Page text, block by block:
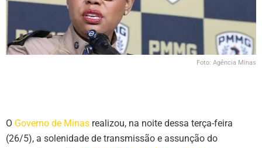
Foto: Agência Minas
O Governo de Minas realizou, na noite dessa terça-feira
(26/5), a solenidade de transmissão e assunção do